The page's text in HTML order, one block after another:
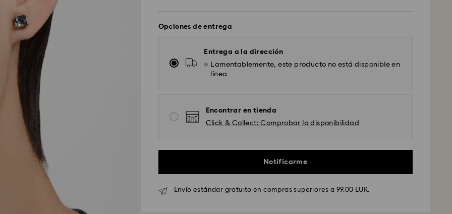
Opciones de entrega
Entrega a la dirección
Lamentablemente, este producto no está disponible en
línea
Encontrar en tienda
Click & Collect: Comprobar la disponibilidad
Notificarme
Envío estándar gratuito en compras superiores a 99.00 EUR.
serán procesados y enviados el mismo día laboral.